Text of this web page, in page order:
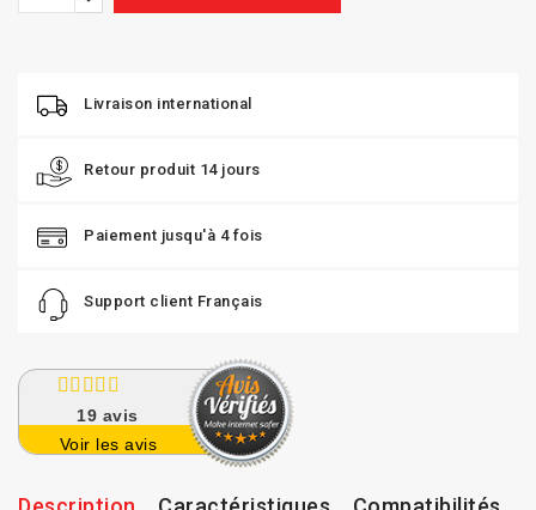
Livraison international
Retour produit 14 jours
Paiement jusqu'à 4 fois
Support client Français
19 avis
Voir les avis